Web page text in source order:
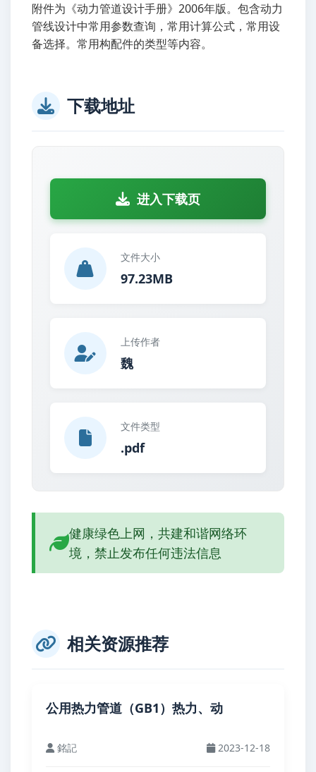
附件为《动力管道设计手册》2006年版。包含动力
管线设计中常用参数查询，常用计算公式，常用设
备选择。常用构配件的类型等内容。
下载地址
进入下载页
文件大小
97.23MB
上传作者
魏
文件类型
.pdf
健康绿色上网，共建和谐网络环
境，禁止发布任何违法信息
相关资源推荐
公用热力管道（GB1）热力、动
銘記 2023-12-18